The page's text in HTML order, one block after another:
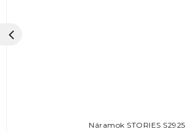
Náramok STORIES S2925